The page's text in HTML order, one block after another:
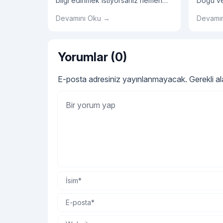
Devamını Oku →
Yorumlar (0)
E-posta adresiniz yayınlanmayacak. Gerekli